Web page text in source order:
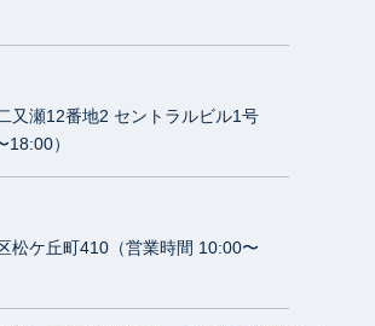
又瀬12番地2 セントラルビル1号
18:00）
松ケ丘町410（営業時間 10:00〜